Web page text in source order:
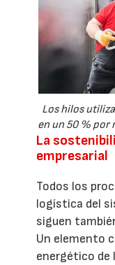
Los hilos
en un 50 % por
La
empresarial
Todos los
logística del
siguen
Un elemento
energético de